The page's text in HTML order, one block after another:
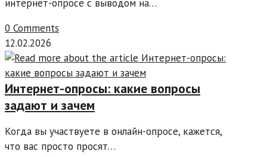
интернет-опросе с выводом на…
0 Comments
12.02.2026
Интернет-опросы: какие вопросы
задают и зачем
Когда вы участвуете в онлайн-опросе, кажется,
что вас просто просят…